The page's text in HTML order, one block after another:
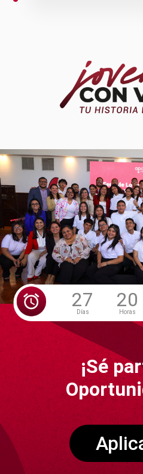
¡Sé
27
Días
20
Horas